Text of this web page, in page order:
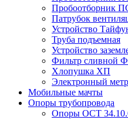
Пробоотборник
Патрубок
Устройство
Труба подъемная
Устройство
Фильтр сливной
Хлопушка ХП
Электронный
Мобильные мачты
Опоры трубопровода
Опоры ОСТ